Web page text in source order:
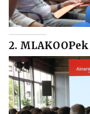
2.